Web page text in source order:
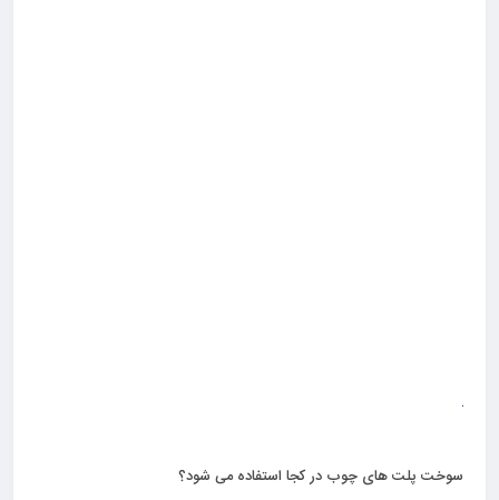
سوخت پلت های چوب در کجا استفاده می شود؟